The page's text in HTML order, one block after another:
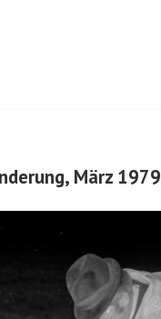
März 1979